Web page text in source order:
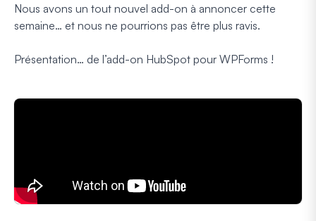
Nous avons un tout nouvel add-on à annoncer cette
semaine… et nous ne pourrions pas être plus ravis.
Présentation… de l’add-on HubSpot pour WPForms !